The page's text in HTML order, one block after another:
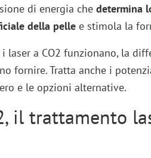
di energia che determina
della pelle e stimola la
laser a CO2 funzionano, la
fornire. Tratta anche i
e le opzioni alternative.
il trattamento